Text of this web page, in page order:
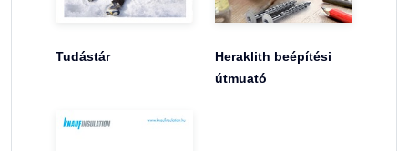
Tudástár
Heraklith beépítési
útmuató